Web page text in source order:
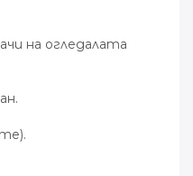
на огледалата